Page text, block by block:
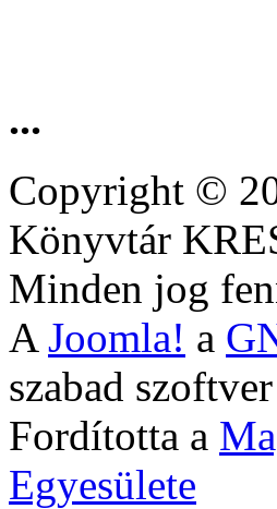
...
Copyright ©
Könyvtár
Minden jog
A Joomla! a
szabad szoftver
Fordította a
Egyesülete